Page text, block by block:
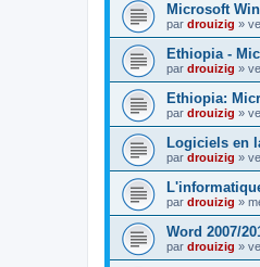
Microsoft
par drouizig »
Ethiopia -
par drouizig »
Ethiopia:
par drouizig »
Logiciels en
par drouizig »
par drouizig »
Word 2007/
par drouizig »